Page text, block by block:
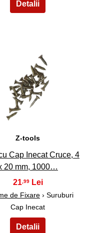
30
Z-tools
Cap Inecat Cruce, 4
20 mm, 1000…
21 ,99
de Fixare› Suruburi
Cap Inecat